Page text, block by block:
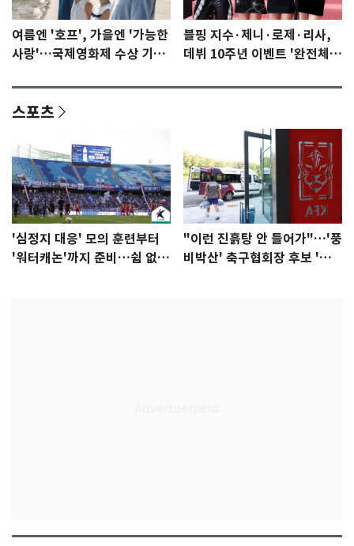
여름엔 '호프', 가을엔 '가능한
사랑'…국제영화제 수상 기대
블핑 지수·제니·로제·리사,
데뷔 10주년 이벤트 '완전체'
스포츠
'심정지 대응' 모의 훈련부터
'워터캐논'까지 준비…쉼 없는
"이런 진흙탕 안 들어가"…'풍
비박산' 축구협회장 후보 '실